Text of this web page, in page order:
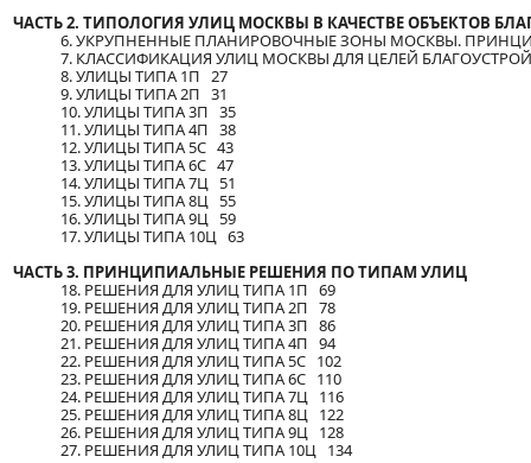
ЧАСТЬ 2. ТИПОЛОГИЯ УЛИЦ МОСКВЫ В КАЧЕСТВЕ ОБЪЕКТОВ
6. УКРУПНЕННЫЕ ПЛАНИРОВОЧНЫЕ ЗОНЫ МОСКВЫ.
7. КЛАССИФИКАЦИЯ УЛИЦ МОСКВЫ ДЛЯ ЦЕЛЕЙ
8. УЛИЦЫ ТИПА 1П 27
9. УЛИЦЫ ТИПА 2П 31
10. УЛИЦЫ ТИПА 3П 35
11. УЛИЦЫ ТИПА 4П 38
12. УЛИЦЫ ТИПА 5С 43
13. УЛИЦЫ ТИПА 6С 47
14. УЛИЦЫ ТИПА 7Ц 51
15. УЛИЦЫ ТИПА 8Ц 55
16. УЛИЦЫ ТИПА 9Ц 59
17. УЛИЦЫ ТИПА 10Ц 63
ЧАСТЬ 3. ПРИНЦИПИАЛЬНЫЕ РЕШЕНИЯ ПО ТИПАМ УЛИЦ
18. РЕШЕНИЯ ДЛЯ УЛИЦ ТИПА 1П 69
19. РЕШЕНИЯ ДЛЯ УЛИЦ ТИПА 2П 78
20. РЕШЕНИЯ ДЛЯ УЛИЦ ТИПА 3П 86
21. РЕШЕНИЯ ДЛЯ УЛИЦ ТИПА 4П 94
22. РЕШЕНИЯ ДЛЯ УЛИЦ ТИПА 5C 102
23. РЕШЕНИЯ ДЛЯ УЛИЦ ТИПА 6C 110
24. РЕШЕНИЯ ДЛЯ УЛИЦ ТИПА 7Ц 116
25. РЕШЕНИЯ ДЛЯ УЛИЦ ТИПА 8Ц 122
26. РЕШЕНИЯ ДЛЯ УЛИЦ ТИПА 9Ц 128
27. РЕШЕНИЯ ДЛЯ УЛИЦ ТИПА 10Ц 134